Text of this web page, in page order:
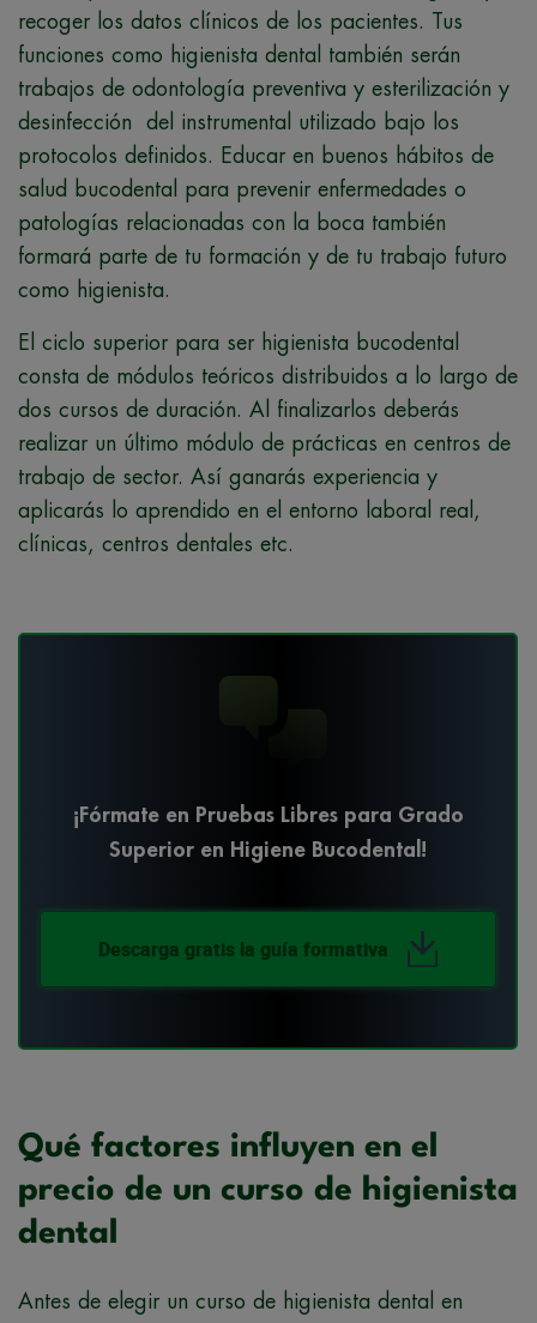
recoger los datos clínicos de los pacientes. Tus
funciones como higienista dental también serán
trabajos de odontología preventiva y esterilización y
desinfección del instrumental utilizado bajo los
protocolos definidos. Educar en buenos hábitos de
salud bucodental para prevenir enfermedades o
patologías relacionadas con la boca también
formará parte de tu formación y de tu trabajo futuro
como higienista.
El ciclo superior para ser higienista bucodental
consta de módulos teóricos distribuidos a lo largo de
dos cursos de duración. Al finalizarlos deberás
realizar un último módulo de prácticas en centros de
trabajo de sector. Así ganarás experiencia y
aplicarás lo aprendido en el entorno laboral real,
clínicas, centros dentales etc.
¡Fórmate en Pruebas Libres para Grado
Superior en Higiene Bucodental!
Descarga gratis la guía formativa
Qué factores influyen en el
precio de un curso de higienista
dental
Antes de elegir un curso de higienista dental en